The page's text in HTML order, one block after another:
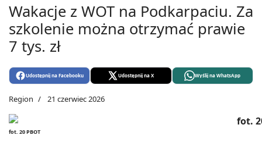
Wakacje z WOT na Podkarpaciu. Za
szkolenie można otrzymać prawie
7 tys. zł
Udostępnij na Facebooku Udostępnij na X Wyślij na WhatsApp
Region 21 czerwiec 2026
fot. 20 PBOT